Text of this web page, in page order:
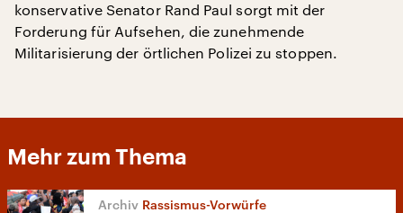
konservative Senator Rand Paul sorgt mit der
Forderung für Aufsehen, die zunehmende
Militarisierung der örtlichen Polizei zu stoppen.
Mehr zum Thema
Rassismus-Vorwürfe